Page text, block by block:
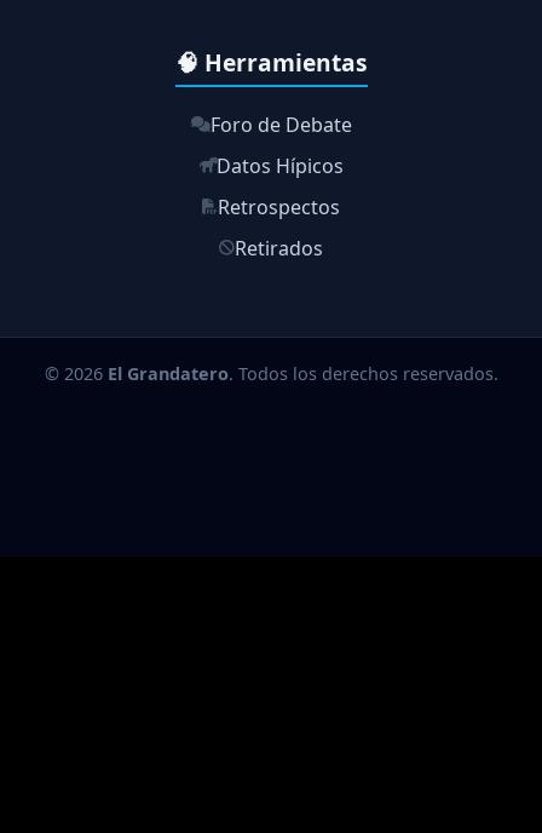
🧠 Herramientas
Foro de Debate
Datos Hípicos
Retrospectos
Retirados
© 2026 El Grandatero. Todos los derechos reservados.